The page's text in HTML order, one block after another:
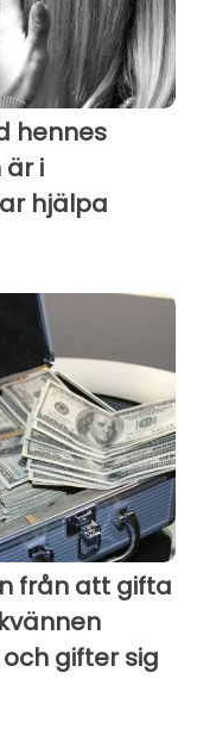
hennes
är i
hjälpa
från att gifta
gifter sig